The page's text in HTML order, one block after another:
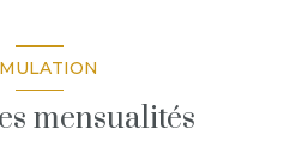
mensualités